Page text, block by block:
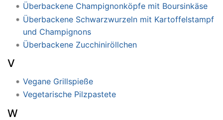
Überbackene Champignonköpfe mit Boursinkäse
Überbackene Schwarzwurzeln mit Kartoffelstampf
und Champignons
Überbackene Zucchiniröllchen
V
Vegane Grillspieße
Vegetarische Pilzpastete
W